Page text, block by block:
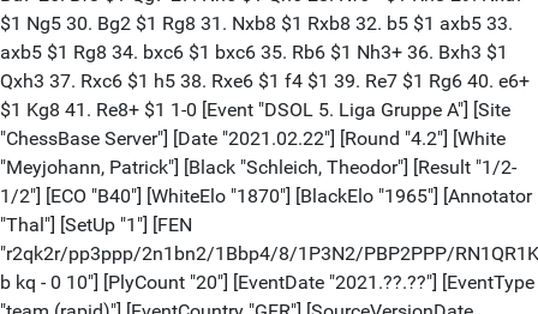
$1 Ng5 30. Bg2 $1 Rg8 31. Nxb8 $1 Rxb8 32. b5 $1 axb5 33.
axb5 $1 Rg8 34. bxc6 $1 bxc6 35. Rb6 $1 Nh3+ 36. Bxh3 $1
Qxh3 37. Rxc6 $1 h5 38. Rxe6 $1 f4 $1 39. Re7 $1 Rg6 40. e6+
$1 Kg8 41. Re8+ $1 1-0 [Event "DSOL 5. Liga Gruppe A"] [Site
"ChessBase Server"] [Date "2021.02.22"] [Round "4.2"] [White
"Meyjohann, Patrick"] [Black "Schleich, Theodor"] [Result "1/2-
1/2"] [ECO "B40"] [WhiteElo "1870"] [BlackElo "1965"] [Annotator
"Thal"] [SetUp "1"] [FEN
"r2qk2r/pp3ppp/2n1bn2/1Bbp4/8/1P3N2/PBP2PPP/
b kq - 0 10"] [PlyCount "20"] [EventDate "2021.??.??"] [EventType